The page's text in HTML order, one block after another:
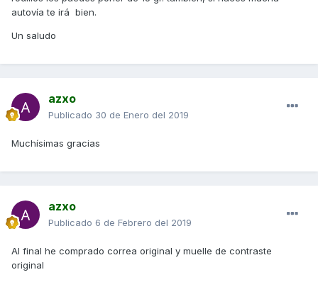
autovía te irá bien.
Un saludo
azxo
Publicado 30 de Enero del 2019
Muchísimas gracias
azxo
Publicado 6 de Febrero del 2019
Al final he comprado correa original y muelle de contraste
original